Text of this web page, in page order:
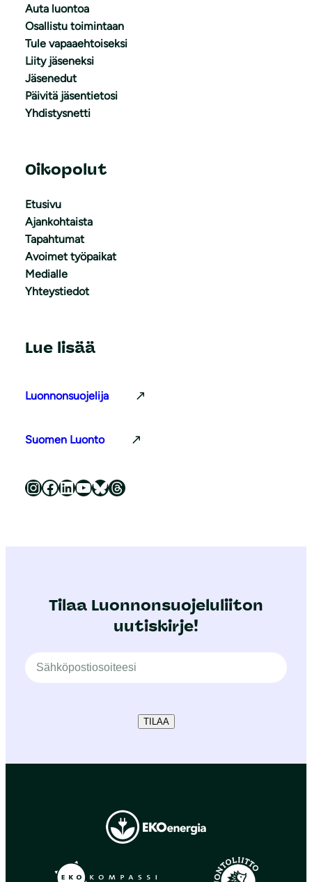
Auta luontoa
Osallistu toimintaan
Tule vapaaehtoiseksi
Liity jäseneksi
Jäsenedut
Päivitä jäsentietosi
Yhdistysnetti
Oikopolut
Etusivu
Ajankohtaista
Tapahtumat
Avoimet työpaikat
Medialle
Yhteystiedot
Lue lisää
Luonnonsuojelija
Suomen Luonto
Luonnonsuojeluliitto Instagramissa Luonnonsuojeluliitto Facebookissa Luonnonsuojeluliitto LinkedInissä Luonnonsuojeluliiton YouTube-kanava Luonnonsuojeluliitto Blueskyssa Luonnonsuojeluliitto Threadsissa
Tilaa Luonnonsuojeluliiton
uutiskirje!
TILAA